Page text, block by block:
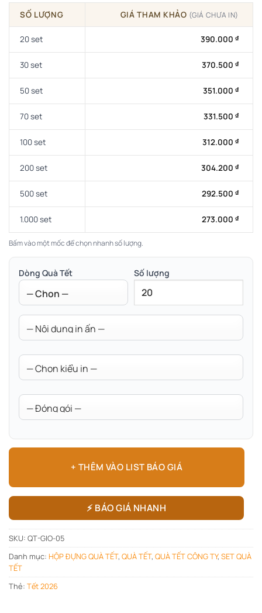
390.000 ₫
đến
610.000 ₫
SỐ LƯỢNG GIÁ THAM KHẢO (GIÁ CHƯA IN)
20 set 390.000 ₫
30 set 370.500 ₫
50 set 351.000 ₫
70 set 331.500 ₫
100 set 312.000 ₫
200 set 304.200 ₫
500 set 292.500 ₫
1.000 set 273.000 ₫
Bấm vào một mốc để chọn nhanh số lượng.
Dòng Quà Tết Số lượng
+ THÊM VÀO LIST BÁO GIÁ
⚡ BÁO GIÁ NHANH
SKU: QT-GIO-05
Danh mục: HỘP ĐỰNG QUÀ TẾT, QUÀ TẾT, QUÀ TẾT CÔNG TY, SET QUÀ
TẾT
Thẻ: Tết 2026